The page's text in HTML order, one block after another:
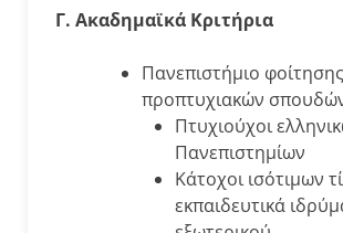
Γ. Ακαδημαϊκά Κριτήρια
Πανεπιστήμιο φοίτησης
προπτυχιακών
Πτυχιούχοι
Πανεπιστημίων
Κάτοχοι ισότιμων
εκπαιδευτικά